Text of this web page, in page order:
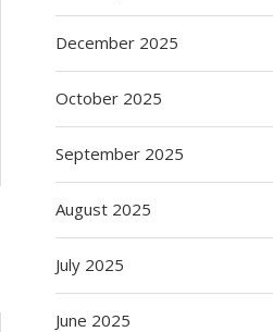
December 2025
October 2025
September 2025
August 2025
July 2025
June 2025